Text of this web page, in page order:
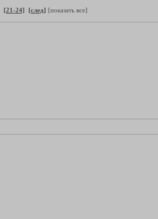
[21-24] [след] [показать все]